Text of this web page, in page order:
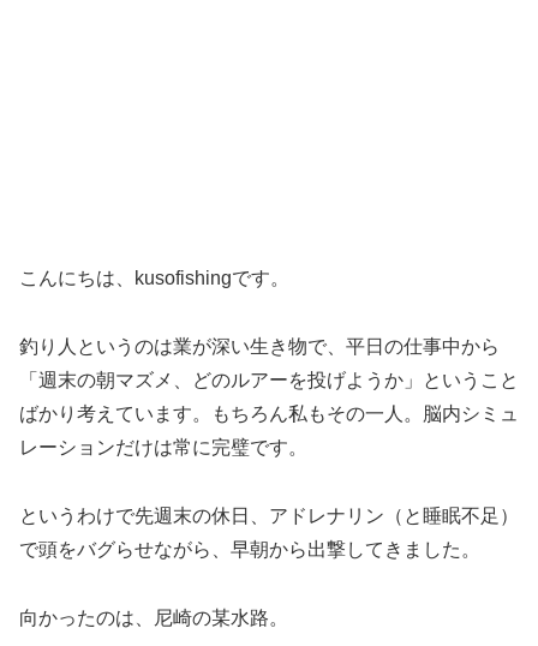
こんにちは、kusofishingです。
釣り人というのは業が深い生き物で、平日の仕事中から
「週末の朝マズメ、どのルアーを投げようか」ということ
ばかり考えています。もちろん私もその一人。脳内シミュ
レーションだけは常に完璧です。
というわけで先週末の休日、アドレナリン（と睡眠不足）
で頭をバグらせながら、早朝から出撃してきました。
向かったのは、尼崎の某水路。